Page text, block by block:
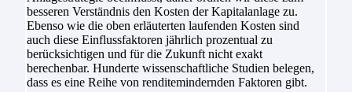
besseren Verständnis den Kosten der Kapitalanlage zu.
Ebenso wie die oben erläuterten laufenden Kosten sind
auch diese Einflussfaktoren jährlich prozentual zu
berücksichtigen und für die Zukunft nicht exakt
berechenbar. Hunderte wissenschaftliche Studien belegen,
dass es eine Reihe von renditemindernden Faktoren gibt.